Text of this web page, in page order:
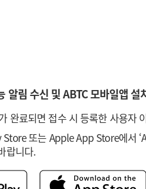
알림 수신 및 ABTC 모바일앱 설
완료되면 접수 시 등록한 사용자
또는 Apple App Store에서
랍니다.